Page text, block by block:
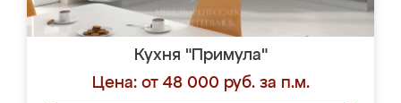
Кухня "Примула"
Цена: от 48 000 руб. за п.м.